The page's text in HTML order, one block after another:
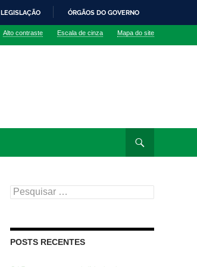
LEGISLAÇÃO ÓRGÃOS DO GOVERNO
Alto contraste Escala de cinza Mapa do site
Pesquisar
por:
POSTS RECENTES